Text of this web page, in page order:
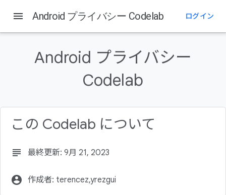
1. はじめに
学習内容
menu Android プライバシー Codelab ログイン
Android プライバシー
Codelab
この Codelab について
subject 最終更新: 9月 21, 2023
account_circle 作成者: terencez,yrezgui